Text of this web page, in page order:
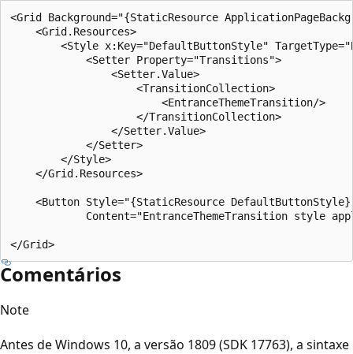
<Grid Background="{StaticResource
    <Grid.Resources>
<Style x:Key="DefaultButtonStyle"
            <Setter Property="Transitions">
                <Setter.Value>
                    <TransitionCollection>
                        <EntranceThemeTransition/>
                    </TransitionCollection>
                </Setter.Value>
            </Setter>
        </Style>
    </Grid.Resources>
<Button Style="{StaticResource
Content="EntranceThemeTransition style
Comentários
Note
Antes de Windows 10, a versão 1809 (SDK 17763), a sintaxe